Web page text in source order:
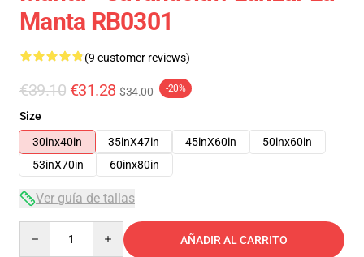
Manta RB0301
(9 customer reviews)
€39.10 €31.28 $34.00 -20%
Size
30inx40in
35inX47in 45inX60in
50inx60in
53inX70in
60inx80in
Ver guía de tallas
AÑADIR AL CARRITO